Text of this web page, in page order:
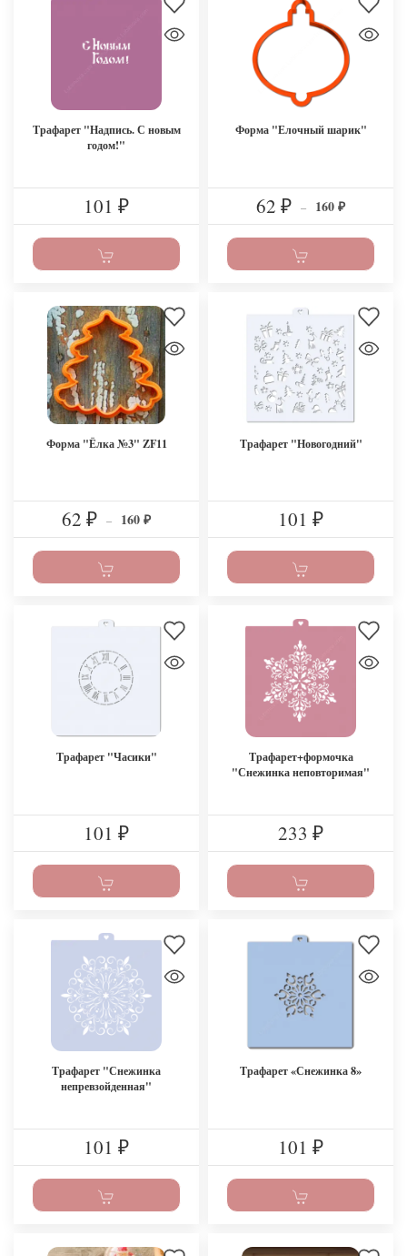
Трафарет "Надпись. С новым
годом!"
101 ₽
Форма "Елочный шарик"
62 ₽ – 160 ₽
Форма "Ёлка №3" ZF11
62 ₽ – 160 ₽
Трафарет "Новогодний"
101 ₽
Трафарет "Часики"
101 ₽
Трафарет+формочка
"Снежинка неповторимая"
233 ₽
Трафарет "Снежинка
непревзойденная"
101 ₽
Трафарет «Снежинка 8»
101 ₽